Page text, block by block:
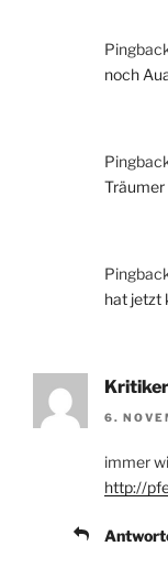
noch
Träumer
hat jetzt
6.
immer
http://